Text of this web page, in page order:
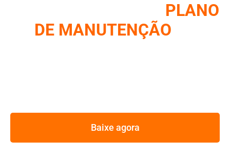
PLANO
DE MANUTENÇÃO
Baixe agora